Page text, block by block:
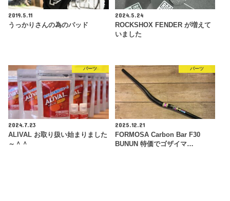
2019.5.11
うっかりさんの為のパッド
2024.5.24
ROCKSHOX FENDER が増えて
いました
パーツ
2024.7.23
ALIVAL お取り扱い始まりました
～＾＾
パーツ
2025.12.21
FORMOSA Carbon Bar F30
BUNUN 特価でゴザイマ…